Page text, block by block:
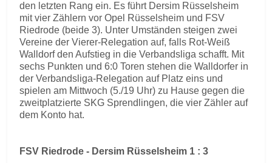
den letzten Rang ein. Es führt Dersim Rüsselsheim
mit vier Zählern vor Opel Rüsselsheim und FSV
Riedrode (beide 3). Unter Umständen steigen zwei
Vereine der Vierer-Relegation auf, falls Rot-Weiß
Walldorf den Aufstieg in die Verbandsliga schafft. Mit
sechs Punkten und 6:0 Toren stehen die Walldorfer in
der Verbandsliga-Relegation auf Platz eins und
spielen am Mittwoch (5./19 Uhr) zu Hause gegen die
zweitplatzierte SKG Sprendlingen, die vier Zähler auf
dem Konto hat.
FSV Riedrode - Dersim Rüsselsheim 1 : 3